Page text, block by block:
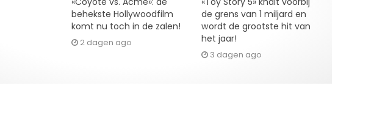
behekste Hollywoodfilm
komt nu toch in de zalen!
2 dagen ago
de grens van 1 miljard en
wordt de grootste hit van
het jaar!
3 dagen ago